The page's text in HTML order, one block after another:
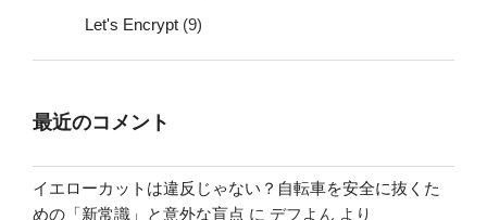
Let's Encrypt (9)
最近のコメント
イエローカットは違反じゃない？自転車を安全に抜くた
めの「新常識」と意外な盲点 に デフよん より